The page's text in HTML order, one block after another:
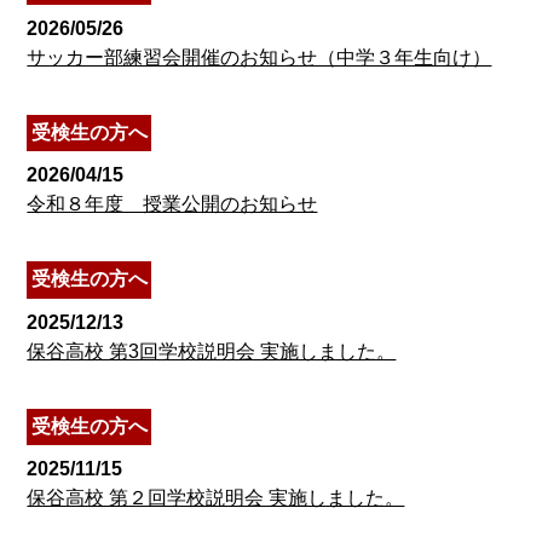
2026/05/26
サッカー部練習会開催のお知らせ（中学３年生向け）
受検生の方へ
2026/04/15
令和８年度 授業公開のお知らせ
受検生の方へ
2025/12/13
保谷高校 第3回学校説明会 実施しました。
受検生の方へ
2025/11/15
保谷高校 第２回学校説明会 実施しました。